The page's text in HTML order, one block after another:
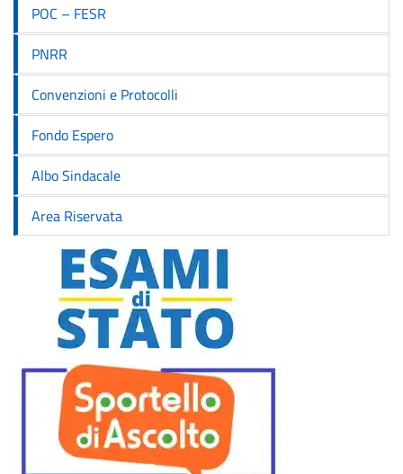
POC – FESR
PNRR
Convenzioni e Protocolli
Fondo Espero
Albo Sindacale
Area Riservata